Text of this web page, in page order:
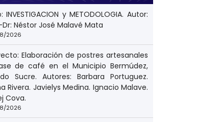
INVESTIGACION y METODOLOGIA. Autor:
Dr: Néstor José Malavé Mata
2026
Elaboración de postres artesanales
de café en el Municipio Bermúdez,
Sucre. Autores: Barbara Portuguez.
Rivera. Javielys Medina. Ignacio Malave.
Cova.
2026